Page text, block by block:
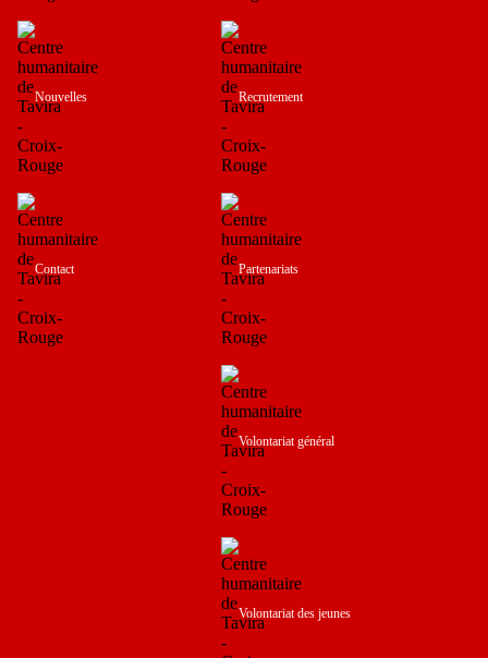
Nouvelles
Contact
Recrutement
Partenariats
Volontariat général
Volontariat des jeunes